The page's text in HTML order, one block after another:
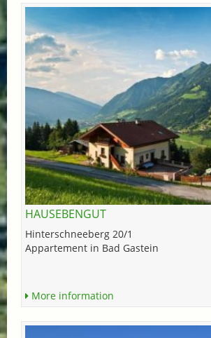
HAUSEBENGUT
Hinterschneeberg 20/1
Appartement in Bad Gastein
More information